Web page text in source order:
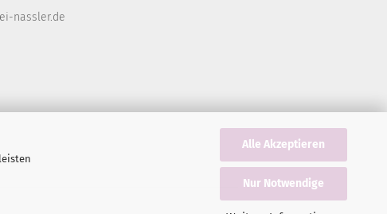
Alle Akzeptieren
Nur Notwendige
nassler.de